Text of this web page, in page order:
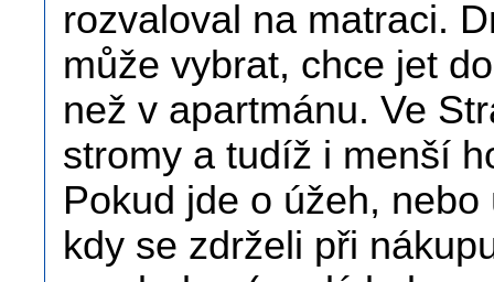
rozvaloval na matraci.
může vybrat, chce jet
než v apartmánu. Ve
stromy a tudíž i menší
Pokud jde o úžeh,
kdy se zdrželi při